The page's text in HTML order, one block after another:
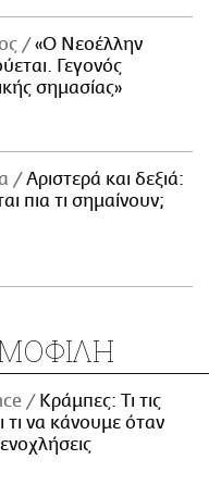
«Ο Νεοέλλην
Γεγονός
σημασίας»
Αριστερά και δεξιά:
πια τι σημαίνουν;
Κράμπες: Τι τις
τι να κάνουμε όταν